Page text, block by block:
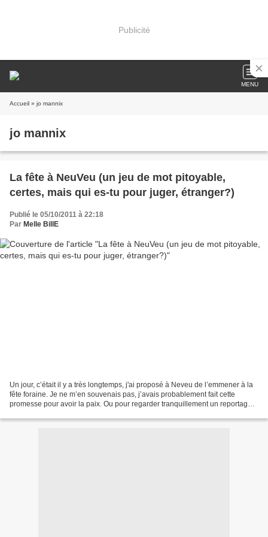
Publicité
MENU
Accueil » jo mannix
jo mannix
La fête à NeuVeu (un jeu de mot pitoyable,
certes, mais qui es-tu pour juger, étranger?)
Publié le 05/10/2011 à 22:18
Par Melle BillE
Un jour, c’était il y a très longtemps, j'ai proposé à Neveu de l’emmener à la
fête foraine. Je ne m’en souvenais pas, j’avais probablement fait cette
promesse pour avoir la paix. Ou pour regarder tranquillement un reportage